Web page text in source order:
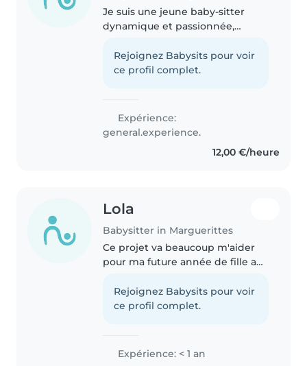
Je suis une jeune baby-sitter
dynamique et passionnée,
J'adore lire, bricoler et jouer avec
les enfants d'âge préscolaire et
Rejoignez Babysits pour voir
ce profil complet.
Expérience:
general.experience.
12,00 €/heure
Lola
Babysitter in Marguerittes
Ce projet va beaucoup m'aider
pour ma future année de fille au
avec les enfants grâce à un stage
de quatre mois en école
Rejoignez Babysits pour voir
ce profil complet.
Expérience: < 1 an